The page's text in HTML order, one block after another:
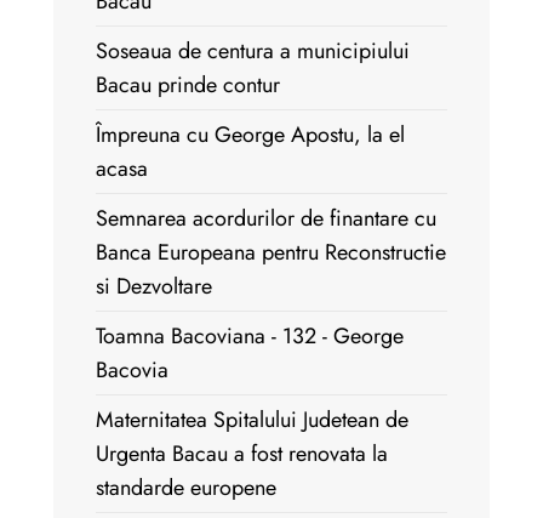
Soseaua de centura a municipiului
Bacau prinde contur
Împreuna cu George Apostu, la el
acasa
Semnarea acordurilor de finantare cu
Banca Europeana pentru Reconstructie
si Dezvoltare
Toamna Bacoviana - 132 - George
Bacovia
Maternitatea Spitalului Judetean de
Urgenta Bacau a fost renovata la
standarde europene